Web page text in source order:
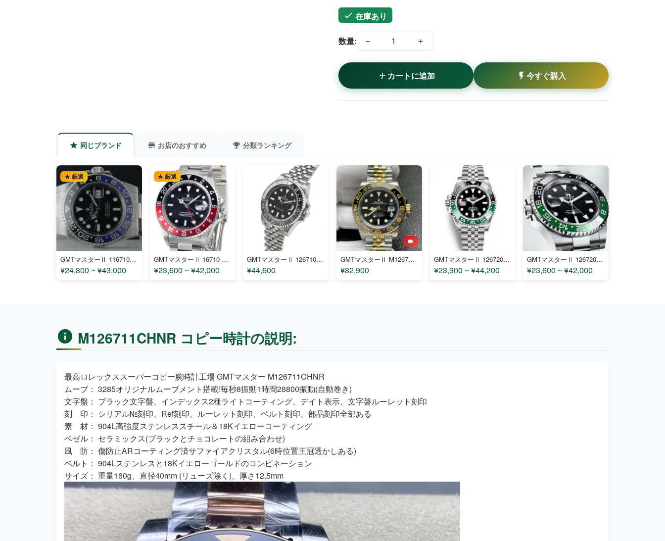
在庫あり
数量: − ＋
カートに追加 今すぐ購入
同じブランド お店のおすすめ 分類ランキング
★ 厳選
GMTマスターⅡ 116710BLNR コピー
¥24,800 ~ ¥43,000
★ 厳選
GMTマスターⅡ 16710 コピー
¥23,600 ~ ¥42,000
GMTマスターⅡ 126710GRNR コピー
¥44,600
GMTマスターⅡ M126713GRNR コピー
¥82,900
GMTマスターⅡ 126720VTNR-2 コピー
¥23,900 ~ ¥44,200
GMTマスターⅡ 126720VTNR コピー
¥23,600 ~ ¥42,000
M126711CHNR コピー時計の説明:
最高ロレックススーパーコピー腕時計工場 GMTマスター M126711CHNR
ムーブ： 3285オリジナルムーブメント搭載!毎秒8振動1時間28800振動(自動巻き)
文字盤： ブラック文字盤、インデックス2種ライトコーティング、デイト表示、文字盤ルーレット刻印
刻 印： シリアル№刻印、Ref刻印、ルーレット刻印、ベルト刻印、部品刻印全部ある
素 材： 904L高強度ステンレススチール＆18Kイエローコーティング
ベゼル： セラミックス(ブラックとチョコレートの組み合わせ)
風 防： 傷防止ARコーティング済サファイアクリスタル(6時位置王冠透かしある)
ベルト： 904Lステンレスと18Kイエローゴールドのコンビネーション
サイズ： 重量160g、直径40mm (リューズ除く)、厚さ12.5mm